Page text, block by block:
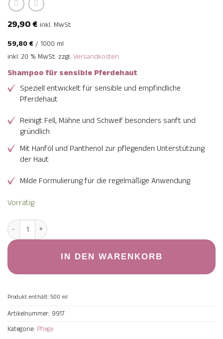
29,90€ inkl. MwSt
59,80 € / 1000 ml
inkl. 20 % MwSt. zzgl. Versandkosten
Shampoo für sensible Pferdehaut
Speziell entwickelt für sensible und empfindliche
Pferdehaut
Reinigt Fell, Mähne und Schweif besonders sanft und
gründlich
Mit Hanföl und Panthenol zur pflegenden Unterstützung
der Haut
Milde Formulierung für die regelmäßige Anwendung
Vorrätig
Derma Balance Pferdeshampoo Menge
IN DEN WARENKORB
Produkt enthält: 500 ml
Artikelnummer: 9917
Kategorie: Pflege